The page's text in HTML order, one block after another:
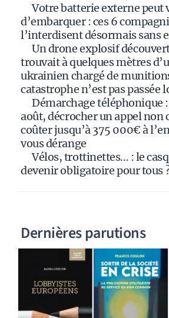
Votre batterie externe peut
d’embarquer : ces 6
l’interdisent désormais sans
Un drone explosif
trouvait à quelques mètres
ukrainien chargé de
catastrophe n’est pas passée
Démarchage téléphonique :
août, décrocher un appel non
coûter jusqu’à 375 000€ à
vous dérange
Vélos, trottinettes… : le
devenir obligatoire pour tous
Dernières parutions